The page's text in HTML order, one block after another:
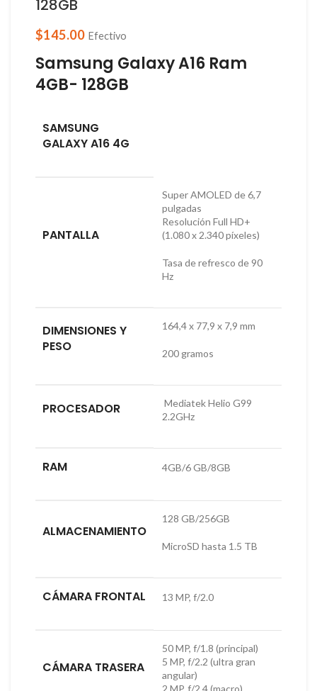
128GB
$145.00 Efectivo
Samsung Galaxy A16 Ram
4GB- 128GB
SAMSUNG
GALAXY A16 4G
PANTALLA
Super AMOLED de 6,7
pulgadas
Resolución Full HD+
(1.080 x 2.340 píxeles)
Tasa de refresco de 90
Hz
DIMENSIONES Y
PESO
164,4 x 77,9 x 7,9 mm
200 gramos
PROCESADOR
Mediatek Helio G99
2.2GHz
RAM 4GB/6 GB/8GB
ALMACENAMIENTO
128 GB/256GB
MicroSD hasta 1.5 TB
CÁMARA FRONTAL 13 MP, f/2.0
CÁMARA TRASERA
50 MP, f/1.8 (principal)
5 MP, f/2.2 (ultra gran
angular)
2 MP, f/2.4 (macro)